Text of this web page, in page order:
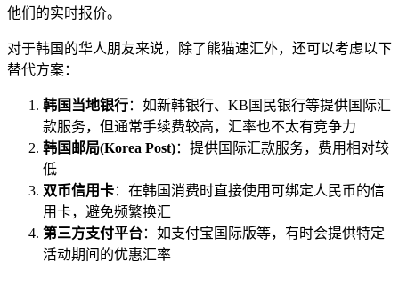
他们的实时报价。
对于韩国的华人朋友来说，除了熊猫速汇外，还可以考虑以下
替代方案：
韩国当地银行：如新韩银行、KB国民银行等提供国际汇
款服务，但通常手续费较高，汇率也不太有竞争力
韩国邮局(Korea Post)：提供国际汇款服务，费用相对较
低
双币信用卡：在韩国消费时直接使用可绑定人民币的信
用卡，避免频繁换汇
第三方支付平台：如支付宝国际版等，有时会提供特定
活动期间的优惠汇率